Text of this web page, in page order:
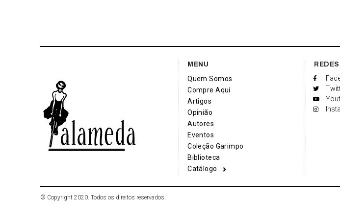
MENU
Quem Somos
Compre Aqui
Artigos
Opinião
Autores
Eventos
Coleção Garimpo
Biblioteca
Catálogo
© Copyright 2020. Todos os direitos reservados.